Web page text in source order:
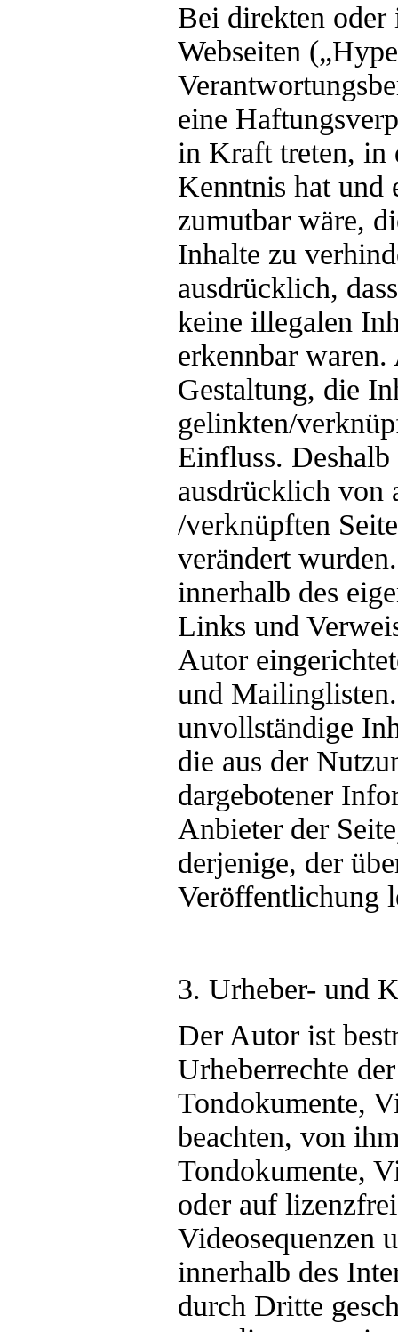
Bei direkten oder
Webseiten
eine
in Kraft treten, in
Kenntnis hat und
zumutbar wäre,
Inhalte zu
ausdrücklich,
keine illegalen
erkennbar
Gestaltung, die
gelinkten/
Einfluss.
ausdrücklich von
/verknüpften
verändert
innerhalb des
Links und
Autor
und
unvollständige
die aus der
dargebotener
Anbieter der
derjenige, der
Veröffentlichung
3. Urheber- und
Der Autor ist
Urheberrechte
Tondokumente,
beachten, von
Tondokumente,
oder auf
Videosequenzen
innerhalb des
durch Dritte